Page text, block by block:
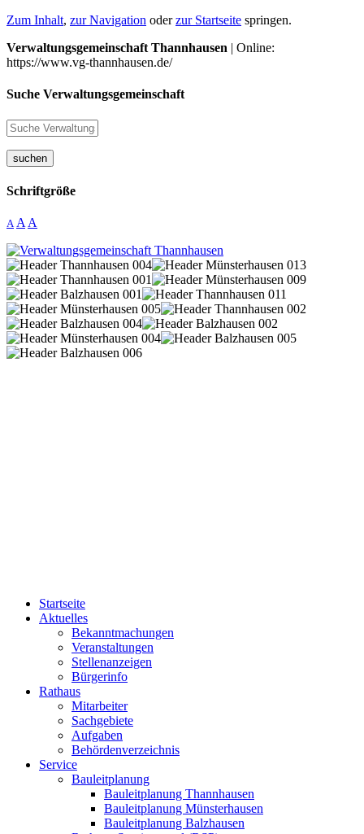
Zum Inhalt, zur Navigation oderzur Startseite springen.
Verwaltungsgemeinschaft Thannhausen | Online:
https://www.vg-thannhausen.de/
Suche Verwaltungsgemeinschaft
suchen
Schriftgröße
A A A
Startseite
Aktuelles
Bekanntmachungen
Veranstaltungen
Stellenanzeigen
Bürgerinfo
Rathaus
Mitarbeiter
Sachgebiete
Aufgaben
Behördenverzeichnis
Service
Bauleitplanung
Bauleitplanung Thannhausen
Bauleitplanung Münsterhausen
Bauleitplanung Balzhausen